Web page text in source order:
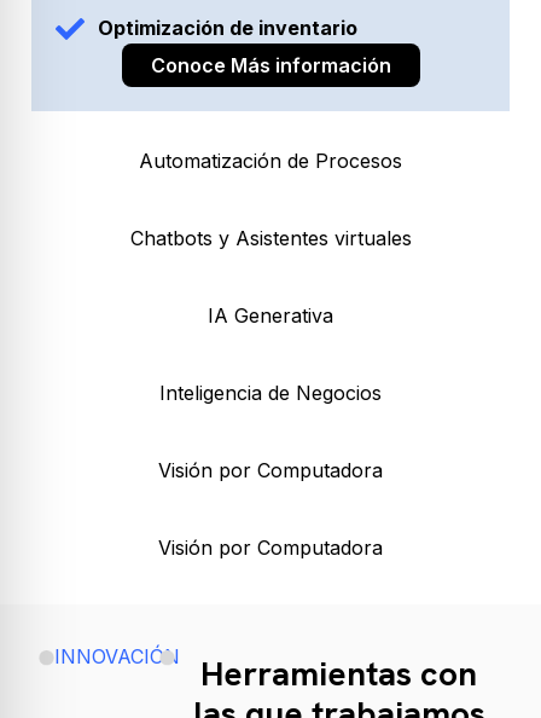
Automatización de Procesos
Chatbots y Asistentes virtuales
IA Generativa
Inteligencia de Negocios
Visión por Computadora
Visión por Computadora
Optimización de inventario
Conoce Más información
INNOVACIÓN
Herramientas con